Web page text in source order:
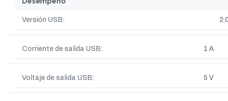
Versión USB: 2.0
Corriente de salida USB: 1 A
Voltaje de salida USB: 5 V